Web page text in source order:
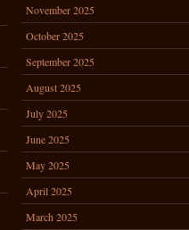
November 2025
October 2025
September 2025
August 2025
July 2025
June 2025
May 2025
April 2025
March 2025